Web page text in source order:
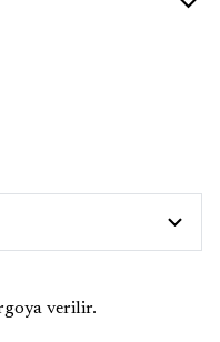
verilir.